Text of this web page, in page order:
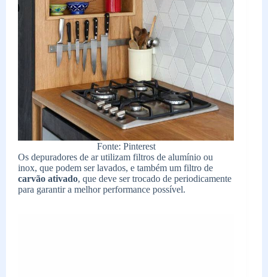
Fonte: Pinterest
Os depuradores de ar utilizam filtros de alumínio ou
inox, que podem ser lavados, e também um filtro de
carvão ativado, que deve ser trocado de periodicamente
para garantir a melhor performance possível.